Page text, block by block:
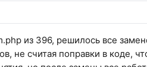
из 396, решилось все
не считая поправки в коде,